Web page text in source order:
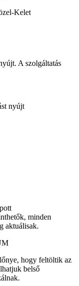
Kelet
A szolgáltatás
nyújt
minden
aktuálisak.
hogy feltöltik az
belső